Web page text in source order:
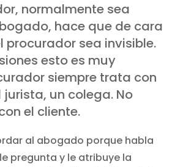
normalmente sea
hace que de cara
procurador sea invisible.
esto es muy
siempre trata con
un colega. No
el cliente.
al abogado porque habla
pregunta y le atribuye la